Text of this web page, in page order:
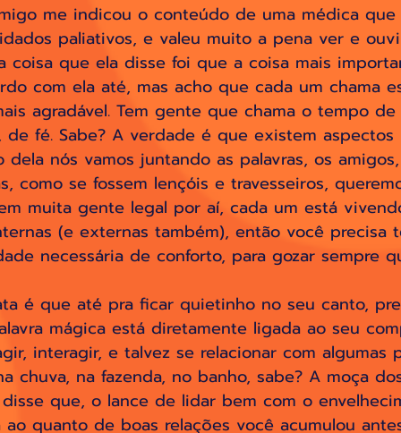
me indicou o conteúdo de uma médica
paliativos, e valeu muito a pena ver e
coisa que ela disse foi que a coisa mais
com ela até, mas acho que cada um chama
agradável. Tem gente que chama o tempo
de fé. Sabe? A verdade é que existem
dela nós vamos juntando as palavras, os
como se fossem lençóis e travesseiros,
muita gente legal por aí, cada um está
(e externas também), então você
necessária de conforto, para gozar sempre
é que até pra ficar quietinho no seu canto,
mágica está diretamente ligada ao seu
interagir, e talvez se relacionar com algumas
chuva, na fazenda, no banho, sabe? A moça
que, o lance de lidar bem com o
quanto de boas relações você acumulou